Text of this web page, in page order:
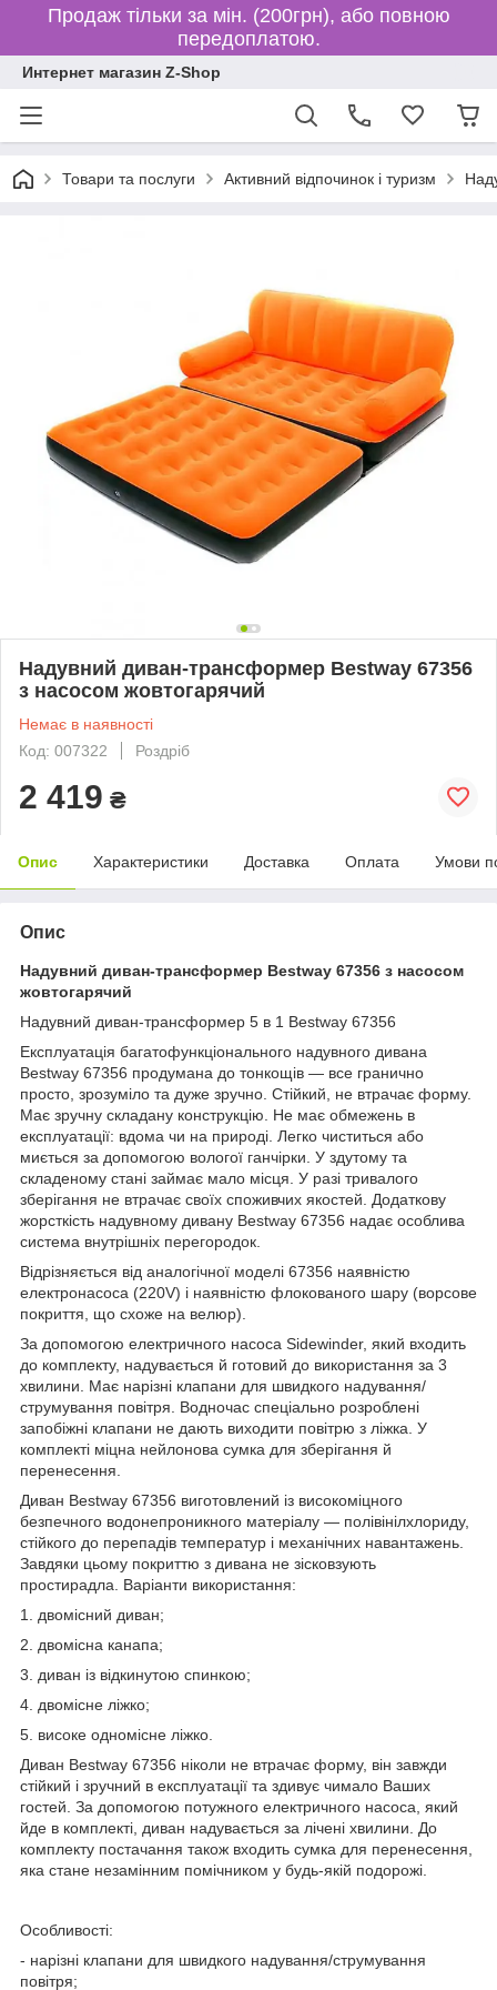
Продаж тільки за мін. (200грн), або повною
передоплатою.
Интернет магазин Z-Shop
Товари та послуги Активний відпочинок і туризм
Надувний диван-трансформер Bestway 67356
з насосом жовтогарячий
Немає в наявності
Код: 007322
Роздріб
2 419 ₴
Опис Характеристики Доставка Оплата Умови
Опис
Надувний диван-трансформер Bestway 67356 з насосом
жовтогарячий
Надувний диван-трансформер 5 в 1 Bestway 67356
Експлуатація багатофункціонального надувного дивана
Bestway 67356 продумана до тонкощів — все гранично
просто, зрозуміло та дуже зручно. Стійкий, не втрачає форму.
Має зручну складану конструкцію. Не має обмежень в
експлуатації: вдома чи на природі. Легко чиститься або
миється за допомогою вологої ганчірки. У здутому та
складеному стані займає мало місця. У разі тривалого
зберігання не втрачає своїх споживчих якостей. Додаткову
жорсткість надувному дивану Bestway 67356 надає особлива
система внутрішніх перегородок.
Відрізняється від аналогічної моделі 67356 наявністю
електронасоса (220V) і наявністю флокованого шару (ворсове
покриття, що схоже на велюр).
За допомогою електричного насоса Sidewinder, який входить
до комплекту, надувається й готовий до використання за 3
хвилини. Має нарізні клапани для швидкого надування/
струмування повітря. Водночас спеціально розроблені
запобіжні клапани не дають виходити повітрю з ліжка. У
комплекті міцна нейлонова сумка для зберігання й
перенесення.
Диван Bestway 67356 виготовлений із високоміцного
безпечного водонепроникного матеріалу — полівінілхлориду,
стійкого до перепадів температур і механічних навантажень.
Завдяки цьому покриттю з дивана не зісковзують
простирадла. Варіанти використання:
1. двомісний диван;
2. двомісна канапа;
3. диван із відкинутою спинкою;
4. двомісне ліжко;
5. високе одномісне ліжко.
Диван Bestway 67356 ніколи не втрачає форму, він завжди
стійкий і зручний в експлуатації та здивує чимало Ваших
гостей. За допомогою потужного електричного насоса, який
йде в комплекті, диван надувається за лічені хвилини. До
комплекту постачання також входить сумка для перенесення,
яка стане незамінним помічником у будь-якій подорожі.
Особливості:
- нарізні клапани для швидкого надування/струмування
повітря;